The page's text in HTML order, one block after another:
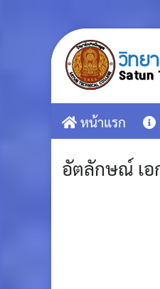
หน้าแรก
อัตลักษณ์ เ